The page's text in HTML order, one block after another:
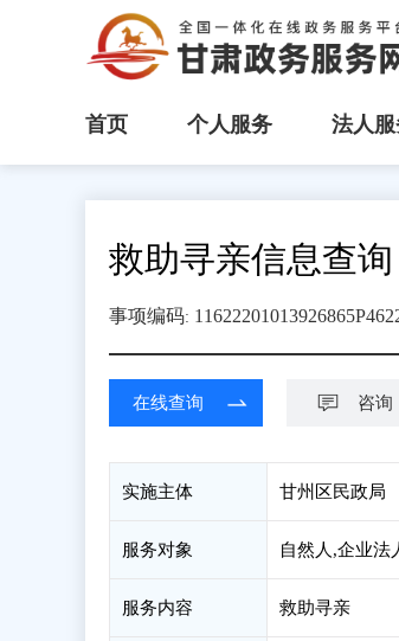
首页 个人服务 法人
救助寻亲信息查询
事项编码:
在线查询 咨询
实施主体 甘州区民政局
服务对象 自然人,企业法
服务内容 救助寻亲